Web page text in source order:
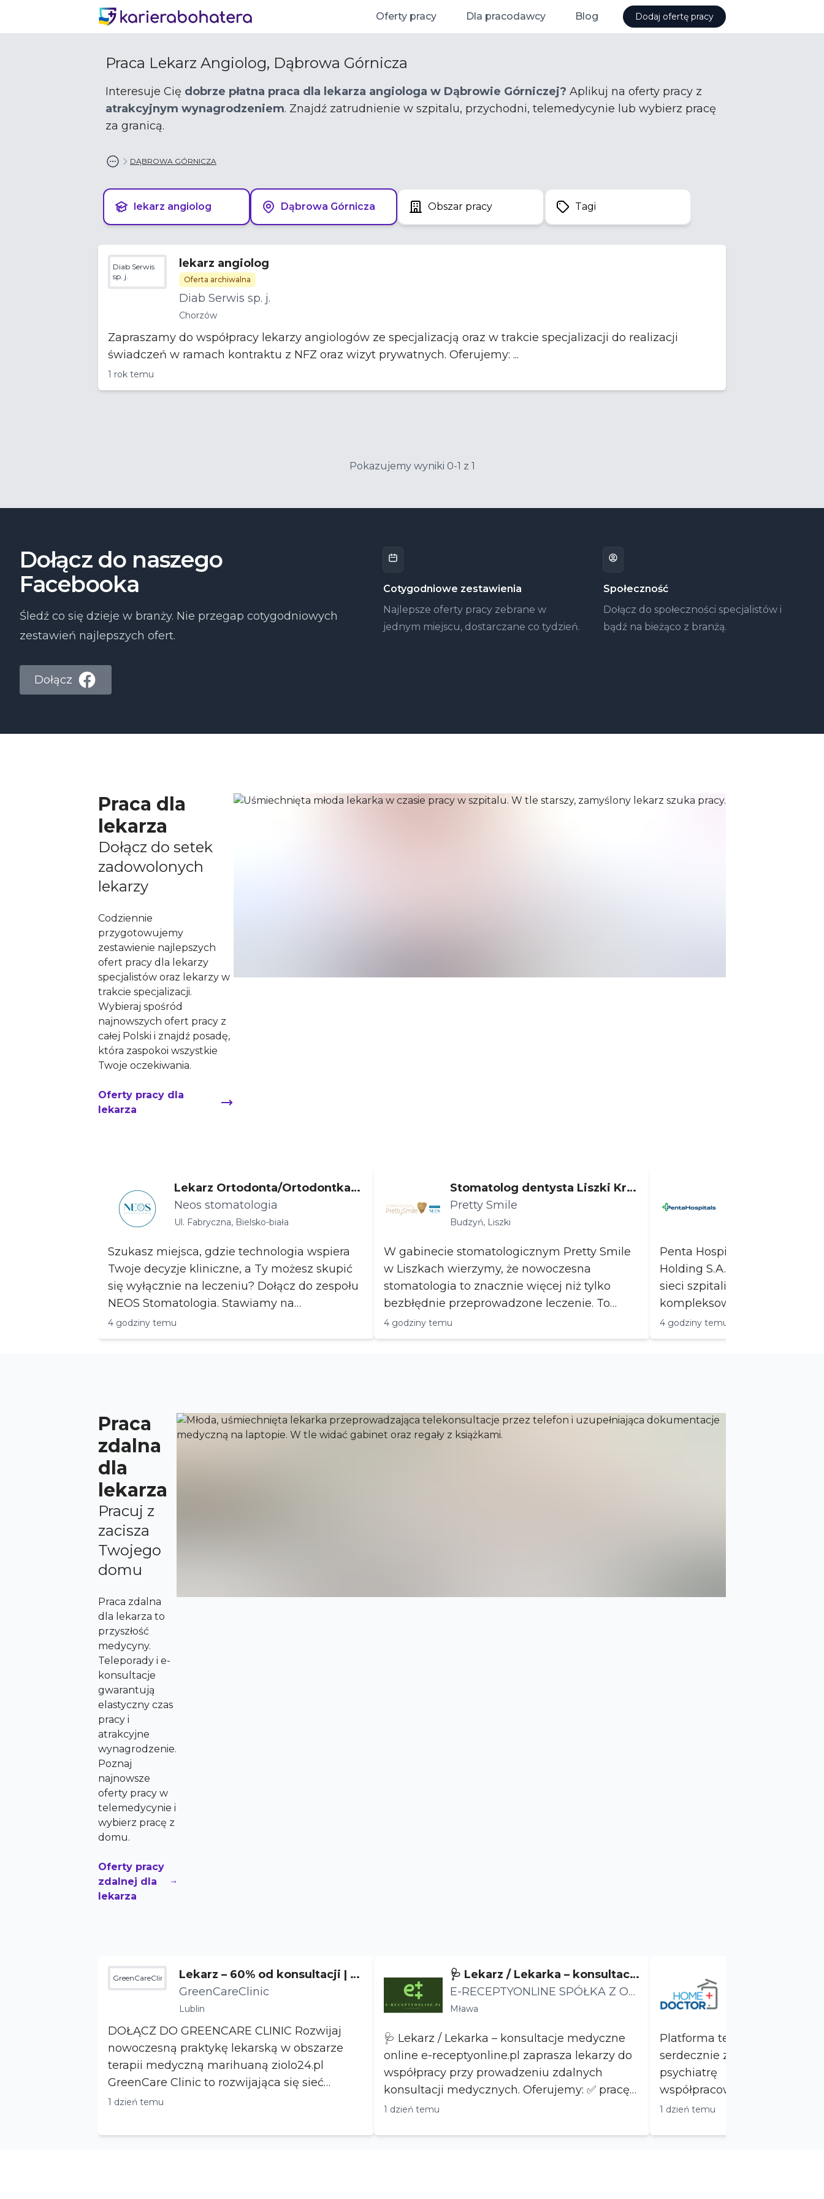
Oferty pracy Dla pracodawcy Blog Dodaj ofertę pracy
Praca Lekarz Angiolog, Dąbrowa Górnicza
Interesuje Cię dobrze płatna praca dla lekarza angiologa w Dąbrowie Górniczej? Aplikuj na oferty pracy z
atrakcyjnym wynagrodzeniem. Znajdź zatrudnienie w szpitalu, przychodni, telemedycynie lub wybierz pracę
za granicą.
DĄBROWA GÓRNICZA
lekarz angiolog Dąbrowa Górnicza Obszar pracy Tagi
Diab Serwis
sp. j.
lekarz angiolog
Oferta archiwalna
Diab Serwis sp. j.
Chorzów
Zapraszamy do współpracy lekarzy angiologów ze specjalizacją oraz w trakcie specjalizacji do realizacji
świadczeń w ramach kontraktu z NFZ oraz wizyt prywatnych. Oferujemy: ...
1 rok temu
Pokazujemy wyniki 0-1 z 1
Dołącz do naszego
Facebooka
Śledź co się dzieje w branży. Nie przegap cotygodniowych
zestawień najlepszych ofert.
Dołącz
Cotygodniowe zestawienia
Najlepsze oferty pracy zebrane w
jednym miejscu, dostarczane co tydzień.
Społeczność
Dołącz do społeczności specjalistów i
bądź na bieżąco z branżą.
Praca dla
lekarza
Dołącz do setek
zadowolonych
lekarzy
Codziennie
przygotowujemy
zestawienie najlepszych
ofert pracy dla lekarzy
specjalistów oraz lekarzy w
trakcie specjalizacji.
Wybieraj spośród
najnowszych ofert pracy z
całej Polski i znajdź posadę,
która zaspokoi wszystkie
Twoje oczekiwania.
Oferty pracy dla
lekarza
Lekarz Ortodonta/Ortodontka
(B2B) – Bielsko-Biała
Neos stomatologia
Ul. Fabryczna, Bielsko-biała
Szukasz miejsca, gdzie technologia wspiera
Twoje decyzje kliniczne, a Ty możesz skupić
się wyłącznie na leczeniu? Dołącz do zespołu
NEOS Stomatologia. Stawiamy na
interdyscypl...
4 godziny temu
Stomatolog dentysta Liszki Krys
pinów
Pretty Smile
Budzyń, Liszki
W gabinecie stomatologicznym Pretty Smile
w Liszkach wierzymy, że nowoczesna
stomatologia to znacznie więcej niż tylko
bezbłędnie przeprowadzone leczenie. To
przede wszystkim ...
4 godziny temu
Penta Hospitals Polska /
Holding S.A. zarządza jedną
sieci szpitali w Polsce,
kompleksowe usługi
publicznego syst...
4 godziny temu
Praca
zdalna
dla
lekarza
Pracuj z
zacisza
Twojego
domu
Praca zdalna
dla lekarza to
przyszłość
medycyny.
Teleporady i e-
konsultacje
gwarantują
elastyczny czas
pracy i
atrakcyjne
wynagrodzenie.
Poznaj
najnowsze
oferty pracy w
telemedycynie i
wybierz pracę z
domu.
Oferty pracy
zdalnej dla
lekarza
GreenCareClinic
Lekarz – 60% od konsultacji | n
owoczesna terapia
GreenCareClinic
Lublin
DOŁĄCZ DO GREENCARE CLINIC Rozwijaj
nowoczesną praktykę lekarską w obszarze
terapii medyczną marihuaną ziolo24.pl
GreenCare Clinic to rozwijająca się sieć
gabinetów spec...
1 dzień temu
🩺 Lekarz / Lekarka – konsultacj
e medyczne online
E-RECEPTYONLINE SPÓŁKA Z OG
RANICZONĄ ODPOWIEDZIALNOŚ
Mława
🩺 Lekarz / Lekarka – konsultacje medyczne
online e-receptyonline.pl zaprasza lekarzy do
współpracy przy prowadzeniu zdalnych
konsultacji medycznych. Oferujemy: ✅ pracę
w p...
1 dzień temu
Platforma telemedyczna
serdecznie zaprasza do
psychiatrę Dlaczego warto z nami
współpracować: - Elastyczny grafik pracy
(dostosujemy się do...
1 dzień temu